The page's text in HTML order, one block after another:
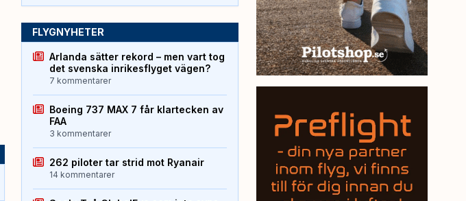
FLYGNYHETER
Arlanda sätter rekord – men vart tog
det svenska inrikesflyget vägen?
7 kommentarer
Boeing 737 MAX 7 får klartecken av
FAA
3 kommentarer
262 piloter tar strid mot Ryanair
14 kommentarer